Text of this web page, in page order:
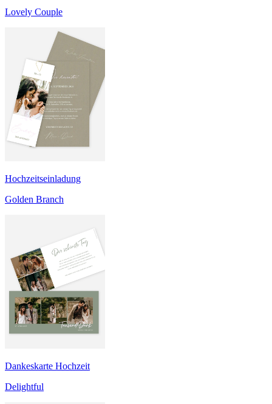
Lovely Couple
Hochzeitseinladung
Golden Branch
Dankeskarte Hochzeit
Delightful